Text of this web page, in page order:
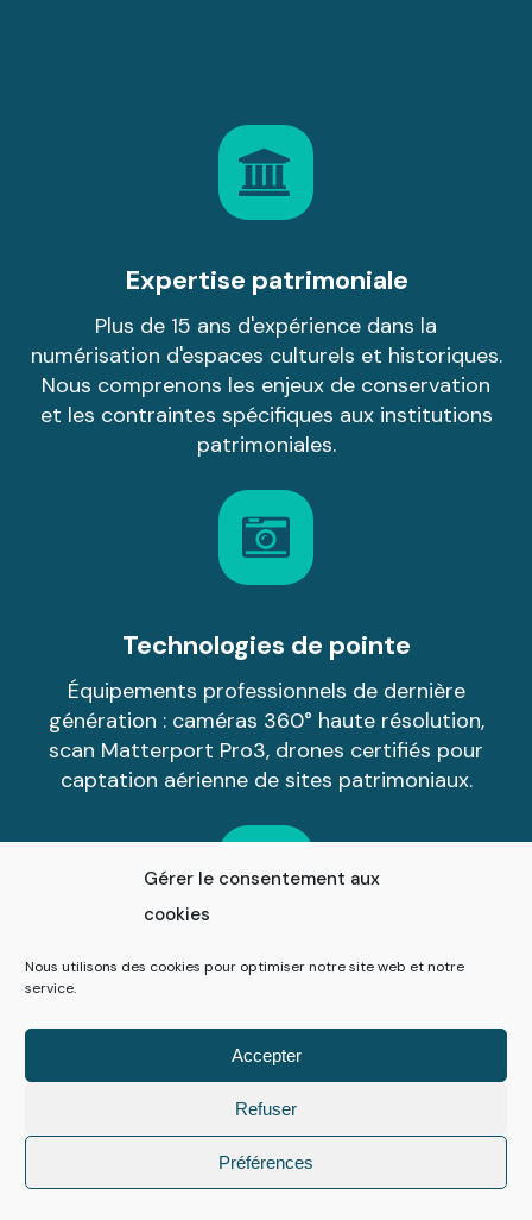
Gérer le consentement aux
cookies
Nous utilisons des cookies pour optimiser notre site web et notre
service.
Accepter
Refuser
Préférences
Expertise patrimoniale
Plus de 15 ans d'expérience dans la
numérisation d'espaces culturels et historiques.
Nous comprenons les enjeux de conservation
et les contraintes spécifiques aux institutions
patrimoniales.
Technologies de pointe
Équipements professionnels de dernière
génération : caméras 360° haute résolution,
scan Matterport Pro3, drones certifiés pour
captation aérienne de sites patrimoniaux.
Accompagnement personnalisé
De l'audit initial à la formation de vos équipes,
nous vous accompagnons à chaque étape.
Support technique et maintenance inclus pour
garantir la pérennité de votre investissement.